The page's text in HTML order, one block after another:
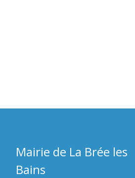
Mairie de La Brée les
Bains